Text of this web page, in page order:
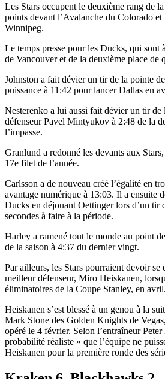
Les Stars occupent le deuxième rang de
points devant l’Avalanche du Colorado
Winnipeg.
Le temps presse pour les Ducks, qui sont
de Vancouver et de la deuxième place de
Johnston a fait dévier un tir de la pointe
puissance à 11:42 pour lancer Dallas en
Nesterenko a lui aussi fait dévier un tir de
défenseur Pavel Mintyukov à 2:48 de la
l’impasse.
Granlund a redonné les devants aux
17e filet de l’année.
Carlsson a de nouveau créé l’égalité en
avantage numérique à 13:03. Il a ensuite
Ducks en déjouant Oettinger lors d’un tir
secondes à faire à la période.
Harley a ramené tout le monde au point
de la saison à 4:37 du dernier vingt.
Par ailleurs, les Stars pourraient devoir se
meilleur défenseur, Miro Heiskanen,
éliminatoires de la Coupe Stanley, en avril.
Heiskanen s’est blessé à un genou à la
Mark Stone des Golden Knights de
opéré le 4 février. Selon l’entraîneur
probabilité réaliste » que l’équipe ne
Heiskanen pour la première ronde des